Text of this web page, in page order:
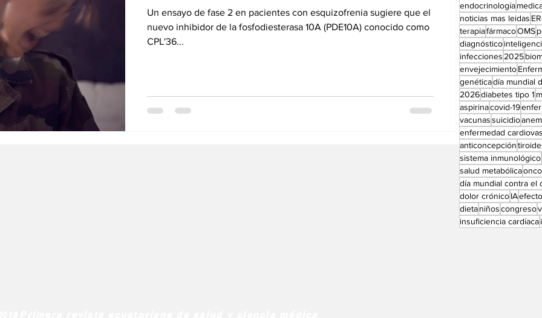
especial Consulta Externa especial Editorial especial
Salud Mental especial
la diabetes
Un ensayo de fase 2 en pacientes con esquizofrenia sugiere que el
nuevo inhibidor de la fosfodiesterasa 10A (PDE10A) conocido como
CPL'36...
endocrinología
noticias mas leidas
terapiafármacoOMS
diagnóstico
infecciones 2025
envejecimiento
genéticadía mundial
2026diabetes tipo 1
aspirinacovid-19
vacunassuicidio
enfermedad
anticoncepción
sistema inmunológico
salud metabólica
día mundial contra el
dolor crónicoIA
dietaniñoscongreso
insuficiencia cardíaca